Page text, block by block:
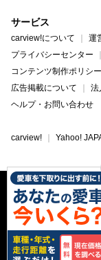
サービス
carview!について 運
プライバシーセンター
コンテンツ制作ポリシー
広告掲載について
法
ヘルプ・お問い合わせ
carview! Yahoo!